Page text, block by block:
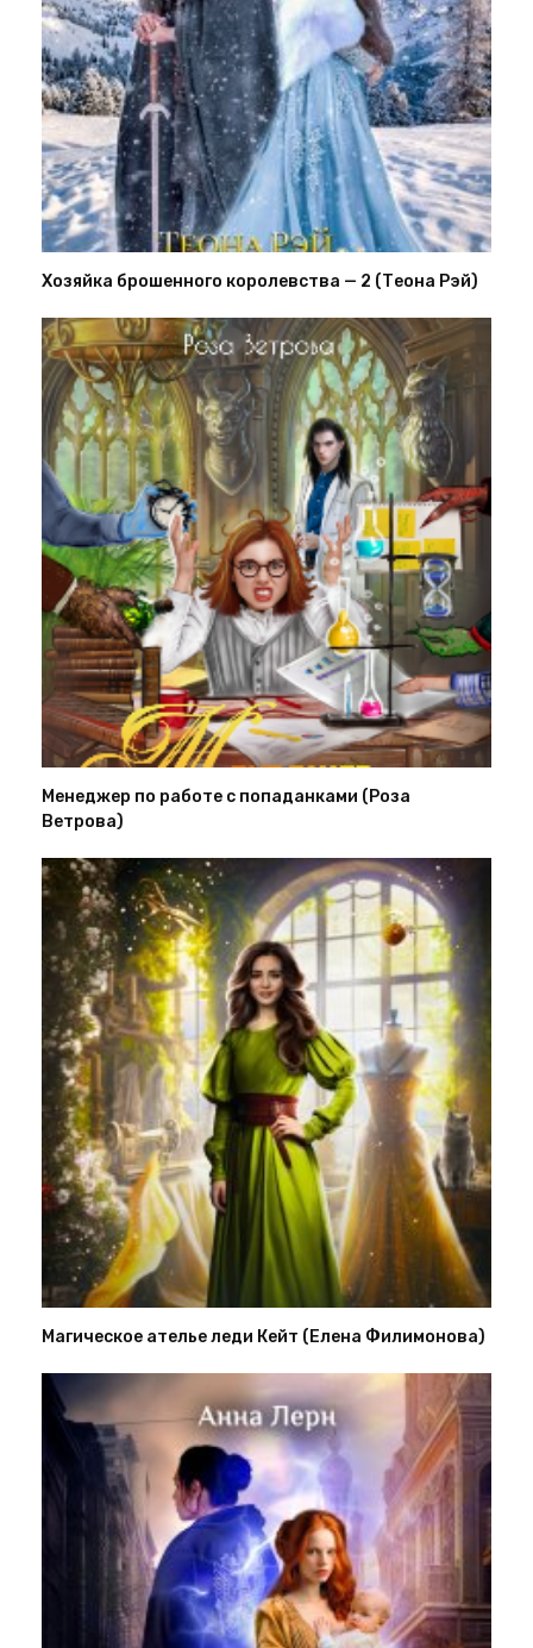
Хозяйка брошенного королевства — 2 (Теона Рэй)
Менеджер по работе с попаданками (Роза
Ветрова)
Магическое ателье леди Кейт (Елена Филимонова)